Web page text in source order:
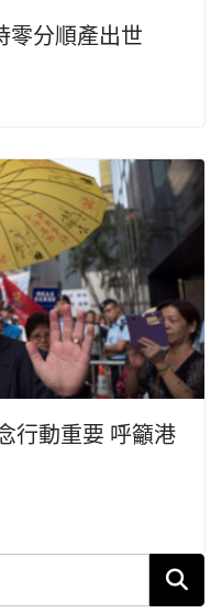
零分順產出世
行動重要 呼籲港